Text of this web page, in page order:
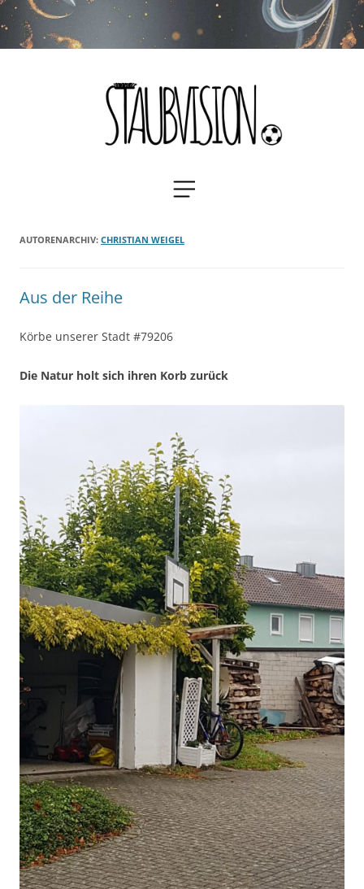
MENÜ
AUTORENARCHIV: CHRISTIAN WEIGEL
Aus der Reihe
Körbe unserer Stadt #79206
Die Natur holt sich ihren Korb zurück